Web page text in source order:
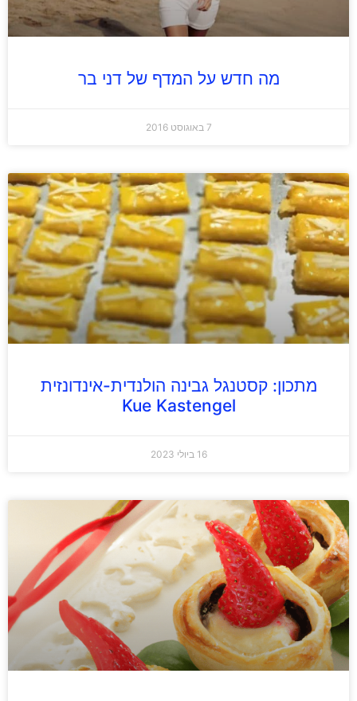
מה חדש על המדף של דני בר
7 באוגוסט 2016
מתכון: קסטנגל גבינה הולנדית-אינדונזית
Kue Kastengel
16 ביולי 2023